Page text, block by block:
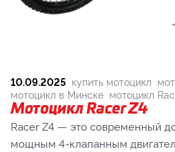
10.09.2025 купить мотоцикл
мотоцикл в Минске мотоцикл
Мотоцикл Racer Z4
Racer Z4 — это современный
мощным 4-клапанным